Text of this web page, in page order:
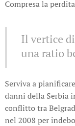
Compresa la
Il vertice
una ratio
Serviva a
danni della Serbia
conflitto tra
nel 2008 per